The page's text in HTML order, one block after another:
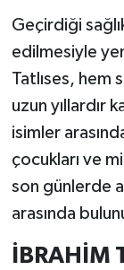
Geçirdiği
edilmesiyle
Tatlıses, hem
uzun yıllardır
isimler
çocukları ve
son günlerde
arasında
İBRAHİM